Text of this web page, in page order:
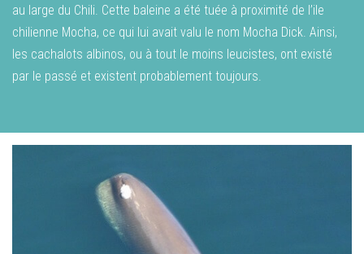
au large du Chili. Cette baleine a été tuée à proximité de l’ile
chilienne Mocha, ce qui lui avait valu le nom Mocha Dick. Ainsi,
les cachalots albinos, ou à tout le moins leucistes, ont existé
par le passé et existent probablement toujours.